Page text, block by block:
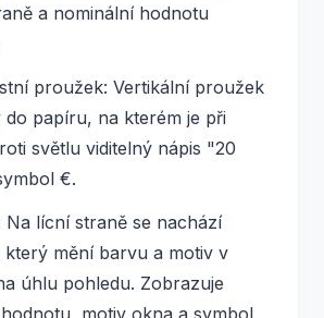
a nominální hodnotu
proužek: Vertikální proužek
do papíru, na kterém je při
světlu viditelný nápis "20
€.
Na lícní straně se nachází
který mění barvu a motiv v
úhlu pohledu. Zobrazuje
motiv okna a symbol